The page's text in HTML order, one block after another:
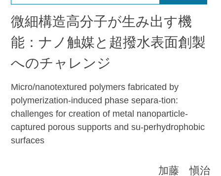
微細構造高分子が生み出す機
能：ナノ触媒と超撥水表面創製
へのチャレンジ
Micro/nanotextured polymers fabricated by
polymerization-induced phase separa-tion:
challenges for creation of metal nanoparticle-
captured porous supports and su-perhydrophobic
surfaces
加藤 愼治